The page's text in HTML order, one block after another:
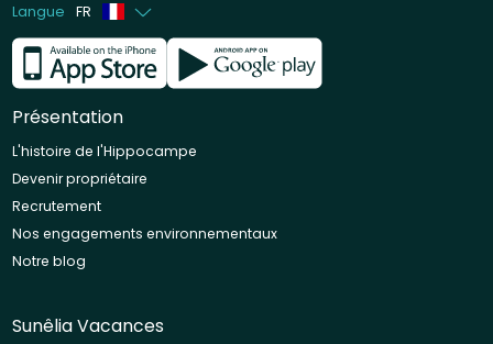
Langue FR
Anglais
Néerlandais
Présentation
L'histoire de l'Hippocampe
Devenir propriétaire
Recrutement
Nos engagements environnementaux
Notre blog
Sunêlia Vacances